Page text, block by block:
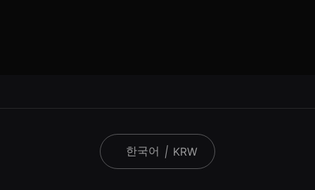
한국어 | KRW